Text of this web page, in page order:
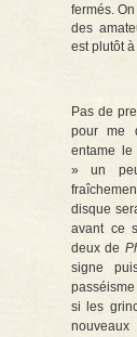
fermés.
des
est plutôt
Pas de
pour me
entame
» un
disque
avant ce
deux de
signe
si les